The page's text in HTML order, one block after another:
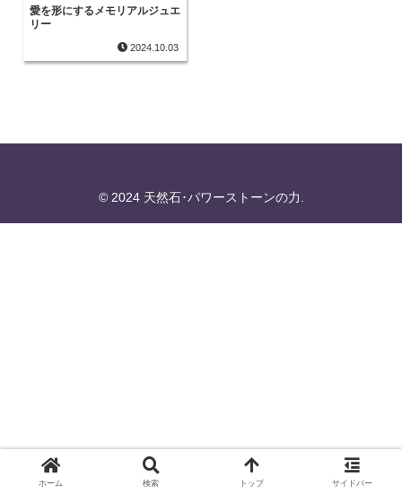
愛を形にするメモリアルジュエ
リー
2024.10.03
© 2024 天然石･パワーストーンの力.
ホーム 検索 トップ サイドバー